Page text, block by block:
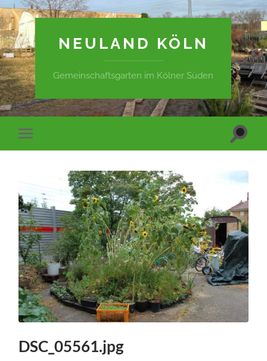
NEULAND KÖLN
Gemeinschaftsgarten im Kölner Süden
Mobile-
Menü
DSC_05561.jpg